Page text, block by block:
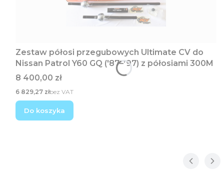
Zestaw półosi przegubowych Ultimate CV do
Nissan Patrol Y60 GQ ('87–'97) z półosiami 300M
Cena
8 400,00 zł
Cena
6 829,27 złbez VAT
Do koszyka